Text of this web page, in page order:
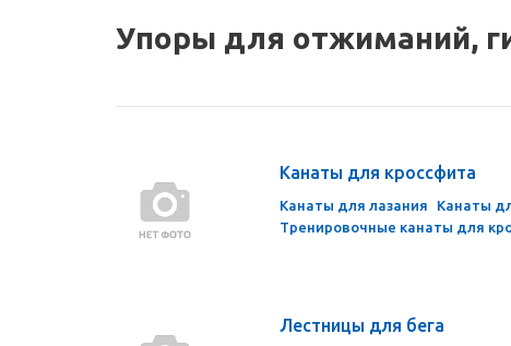
Упоры для отжиманий,
Канаты для кроссфита
Канаты для лазания
Канаты
Тренировочные канаты для
Лестницы для бега